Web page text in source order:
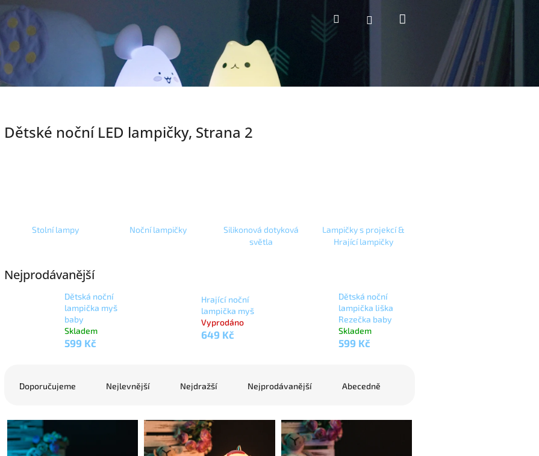
Hledat Přihlášení
Dětské noční LED lampičky, Strana 2
Stolní lampy Noční lampičky
Silikonová dotyková
světla
Lampičky s projekcí &
Hrající lampičky
Nejprodávanější
Dětská noční
lampička myš
baby
Skladem
599 Kč
Hrající noční
lampička myš
Vyprodáno
649 Kč
Dětská noční
lampička liška
Rezečka baby
Skladem
599 Kč
n
p
Doporučujeme Nejlevnější Nejdražší Nejprodávanější Abecedně
V
ý
p